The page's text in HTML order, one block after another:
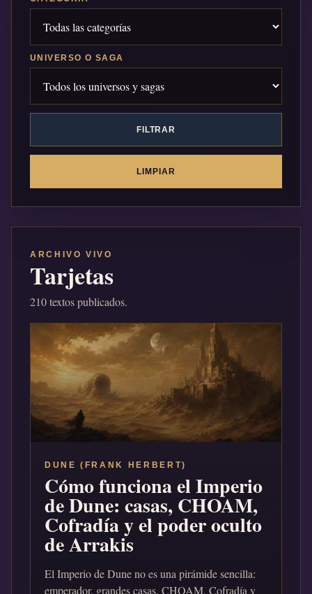
UNIVERSO O SAGA
FILTRAR
LIMPIAR
ARCHIVO VIVO
Tarjetas
210 textos publicados.
DUNE (FRANK HERBERT)
Cómo funciona el Imperio
de Dune: casas, CHOAM,
Cofradía y el poder oculto
de Arrakis
El Imperio de Dune no es una pirámide sencilla:
emperador, grandes casas, CHOAM, Cofradía y